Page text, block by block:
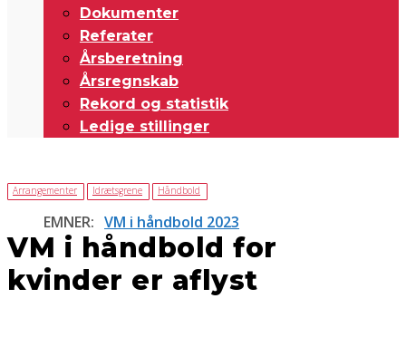
Dokumenter
Referater
Årsberetning
Årsregnskab
Rekord og statistik
Ledige stillinger
Arrangementer Idrætsgrene Håndbold
EMNER: VM i håndbold 2023
VM i håndbold for
kvinder er aflyst